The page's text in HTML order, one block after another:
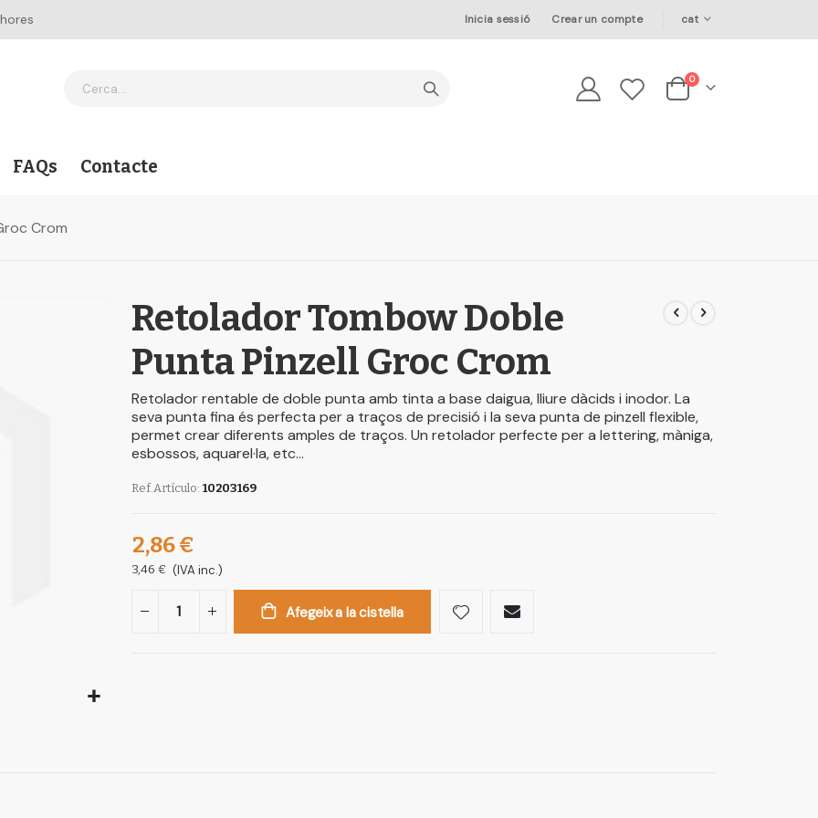
Inicia sessió Crear un compte Language
cat
Cesta
0elements
FAQs Contacte
Crom
Retolador Tombow Doble
Punta Pinzell Groc Crom
Retolador rentable de doble punta amb tinta a base daigua, lliure dàcids i inodor. La
seva punta fina és perfecta per a traços de precisió i la seva punta de pinzell flexible,
permet crear diferents amples de traços. Un retolador perfecte per a lettering, màniga,
esbossos, aquarel·la, etc...
Ref.Artículo 10203169
2,86 €
3,46 € (IVA inc.)
Afegeix a la cistella